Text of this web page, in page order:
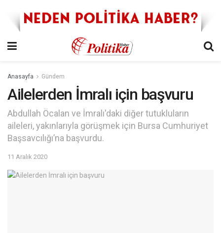
Anasayfa Gündem
Ailelerden İmralı için başvuru
Abdullah Öcalan ve İmralı'daki diğer tutukluların
aileleri, yakınlarıyla görüşmek için Bursa Cumhuriyet
Başsavcılığı’na başvurdu.
11 Aralık 2020